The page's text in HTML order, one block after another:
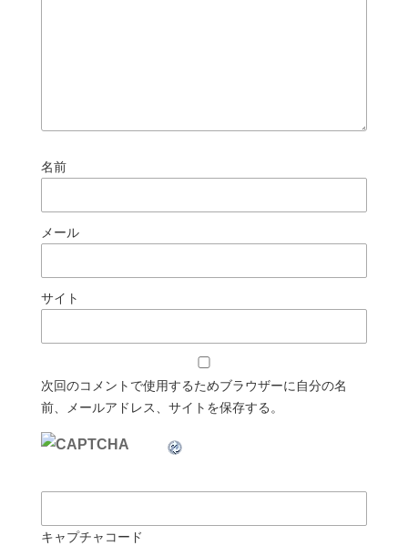
名前
メール
サイト
次回のコメントで使用するためブラウザーに自分の名
前、メールアドレス、サイトを保存する。
キャプチャコード